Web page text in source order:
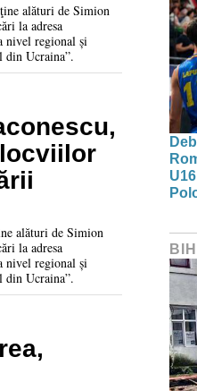
alături de Simion
la adresa
nivel regional și
din Ucraina”.
alături de Simion
la adresa
nivel regional și
din Ucraina”.